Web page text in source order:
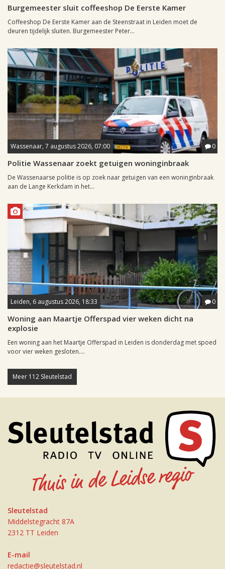
Burgemeester sluit coffeeshop De Eerste Kamer
Coffeeshop De Eerste Kamer aan de Steenstraat in Leiden moet de
deuren tijdelijk sluiten. Burgemeester Peter...
Wassenaar, 7 augustus 2026, 07:00 0
Politie Wassenaar zoekt getuigen woninginbraak
De Wassenaarse politie is op zoek naar getuigen van een woninginbraak
aan de Lange Kerkdam in het...
Leiden, 6 augustus 2026, 18:33 0
Woning aan Maartje Offerspad vier weken dicht na
explosie
Een woning aan het Maartje Offerspad in Leiden is donderdag met spoed
voor vier weken gesloten....
Meer 112 Sleutelstad
Sleutelstad
Middelstegracht 87A
2312 TT Leiden
E-mail
redactie@sleutelstad.nl